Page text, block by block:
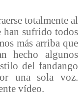
totalmente al
han sufrido todos
más arriba que
hecho algunos
del fandango
una sola voz.
vídeo.